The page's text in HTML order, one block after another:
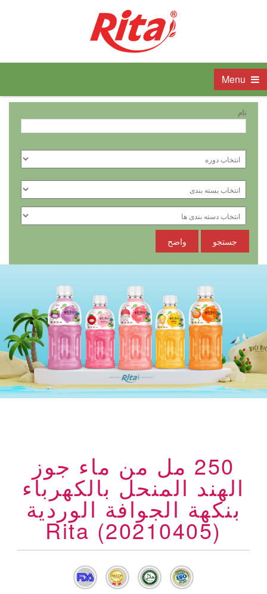
نام
جستجو واضح
250 مل من ماء جوز
الهند المنحل بالكهرباء
بنكهة الجوافة الوردية
Rita (20210405)